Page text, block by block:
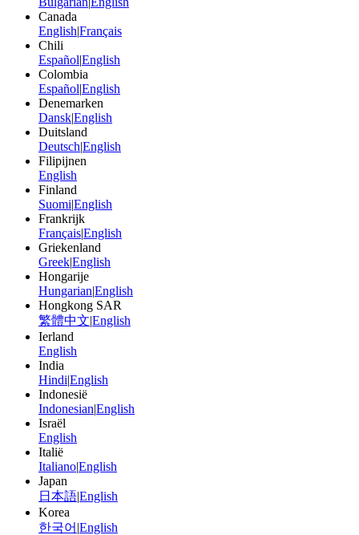
Canada
English|Français
Chili
Español|English
Colombia
Español|English
Denemarken
Dansk|English
Duitsland
Deutsch|English
Filipijnen
English
Finland
Suomi|English
Frankrijk
Français|English
Griekenland
Greek|English
Hongarije
Hungarian|English
Hongkong SAR
繁體中文|English
Ierland
English
India
Hindi|English
Indonesië
Indonesian|English
Israël
English
Italië
Italiano|English
Japan
日本語|English
Korea
한국어 |English